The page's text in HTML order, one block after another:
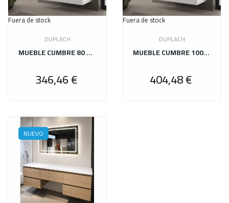
Fuera de stock
DUPLACH
MUEBLE CUMBRE 80 BLANCO + LAVABO HE + ESPEJO LISO
346,46 €
Fuera de stock
DUPLACH
MUEBLE CUMBRE 100 BLANCO LAVABO HE ESPEJO LISO
404,48 €
NUEVO